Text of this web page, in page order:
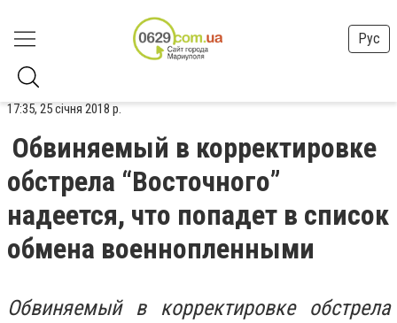
Рус
17:35, 25 січня 2018 р.
Обвиняемый в корректировке
обстрела “Восточного”
надеется, что попадет в список
обмена военнопленными
Обвиняемый в корректировке обстрела